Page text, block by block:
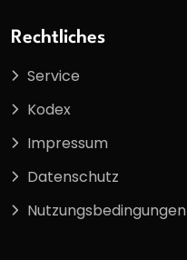
Rechtliches
Service
Kodex
Impressum
Datenschutz
Nutzungsbedingungen